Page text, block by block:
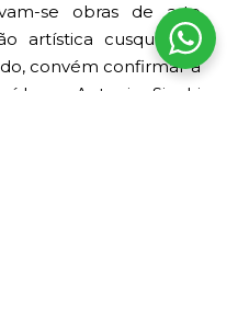
se obras de arte
artística cusquenha.
convém confirmar a
a Antonio Sinchi